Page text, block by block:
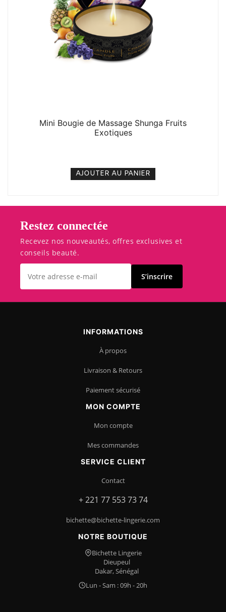
Mini Bougie de Massage Shunga Fruits
Exotiques
AJOUTER AU PANIER
Restez connectée
Recevez nos nouveautés, offres exclusives et
conseils beauté.
S’inscrire
INFORMATIONS
À propos
Livraison & Retours
Paiement sécurisé
MON COMPTE
Mon compte
Mes commandes
SERVICE CLIENT
Contact
+ 221 77 553 73 74
bichette@bichette-lingerie.com
NOTRE BOUTIQUE
Bichette Lingerie
Dieupeul
Dakar, Sénégal
Lun - Sam : 09h - 20h